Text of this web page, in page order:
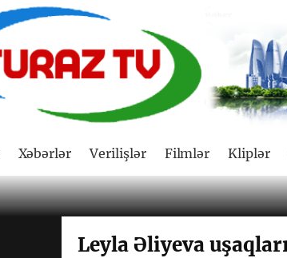
Xəbərlər Verilişlər Filmlər Kliplər
Leyla Əliyeva